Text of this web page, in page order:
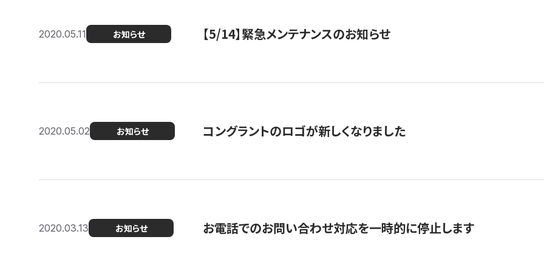
2020.05.11 お知らせ 【5/14】緊急メンテナンスのお知らせ
2020.05.02 お知らせ コングラントのロゴが新しくなりました
2020.03.13 お知らせ お電話でのお問い合わせ対応を一時的に停止します